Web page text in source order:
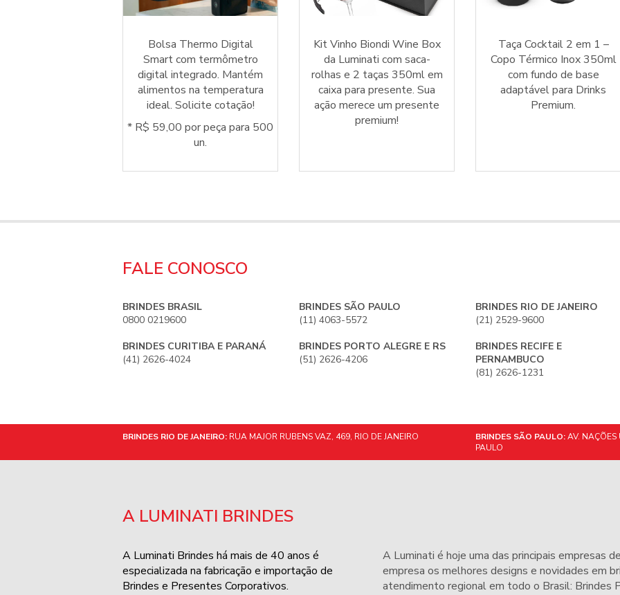
Bolsa Thermo Digital
Smart com termômetro
digital integrado. Mantém
alimentos na temperatura
ideal. Solicite cotação!
* R$ 59,00 por peça para 500
un.
Kit Vinho Biondi Wine Box
da Luminati com saca-
rolhas e 2 taças 350ml em
caixa para presente. Sua
ação merece um presente
premium!
Taça Cocktail 2 em 1 –
Copo Térmico Inox 350ml
com fundo de base
adaptável para Drinks
Premium.
FALE CONOSCO
BRINDES BRASIL
0800 0219600
BRINDES CURITIBA E PARANÁ
(41) 2626-4024
BRINDES SÃO PAULO
(11) 4063-5572
BRINDES PORTO ALEGRE E RS
(51) 2626-4206
BRINDES RIO DE JANEIRO
(21) 2529-9600
BRINDES RECIFE E
PERNAMBUCO
(81) 2626-1231
BRINDES RIO DE JANEIRO: RUA MAJOR RUBENS VAZ, 469, RIO DE JANEIRO BRINDES SÃO PAULO:AV.
PAULO
A LUMINATI BRINDES
A Luminati Brindes há mais de 40 anos é
especializada na fabricação e importação de
Brindes e Presentes Corporativos.
A Luminati é hoje uma das principais empresas
empresa os melhores designs e novidades em
atendimento regional em todo o Brasil: Brindes